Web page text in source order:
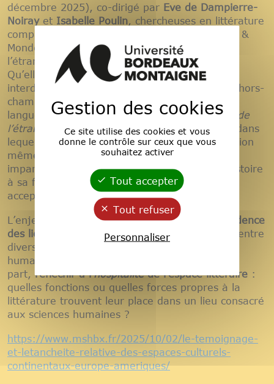
décembre 2025), co-dirigé par Eve de Dampierre-
Noiray et Isabelle Poulin, chercheuses en littérature
comparée à l’UR Plurielles (équipe Littératures &
Mondes), a pour enjeu d’interroger la part de
l’étranger qui se rencontre dans la recherche.
Qu’elle désigne la pratique multilingue,
interdisciplinaire, ou la simple conscience d’un hors-
champ, dans lequel existent la ou les autres
langues, la ou les autres disciplines, cettepartde
l’étranger
intéresse le contexte de mondialité dans
lequel s’inscrit la recherche aujourd’hui. La notion
même d’
étant complexe, glissante et
imparfaite, chaque intervention en revisite l’histoire
à sa façon, les perceptions, traductions et
acceptions multiples.
L’enjeu est double : d’une part,mettre en évidence
des lieux de passage, des zones de frontières
entre
diverses disciplines ou domaines des sciences
humaines et entre diverses langues, d’autre
part,réfléchir à l’hospitalitéde l’espace littéraire :
quelles fonctions ou quelles forces propres à la
littérature trouvent leur place dans un lieu consacré
aux sciences humaines ?
https://www.mshbx.fr/2025/10/02/le-temoignage-
et-letancheite-relative-des-espaces-culturels-
continentaux-europe-ameriques/
Gestion des cookies
Ce site utilise des cookies et vous
donne le contrôle sur ceux que vous
souhaitez activer
Tout accepter
Tout refuser
Personnaliser